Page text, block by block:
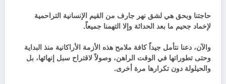
حاجتنا وبحق هي لشق نهر جارف من القيم الإنسانية التراحمية
لإخماد جحيم ما بعد الحداثة وإلا التهمنا جميعاً.
والآن، دعنا نتأمل جيداً كافة ملامح هذه الأزمة الأراكانية منذ البداية
وحتى تطوراتها في الوقت الراهن، وصولاً لاقتراح سبل إنهائها، بل
والحيلولة دون تكرارها مرة أخرى.